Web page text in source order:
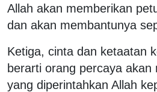
Allah akan memberikan
dan akan membantunya
Ketiga, cinta dan ketaatan
berarti orang percaya akan
yang diperintahkan Allah